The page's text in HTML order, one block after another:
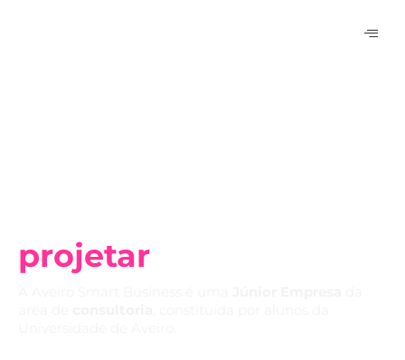
projetar